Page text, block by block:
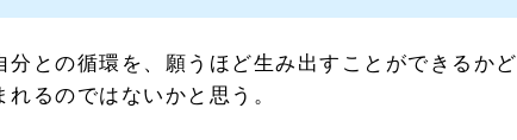
分との循環を、願うほど生み出すことができるかど
るのではないかと思う。